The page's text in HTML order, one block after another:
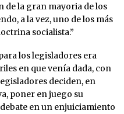
de la gran mayoria de los
a la vez, uno de los más
socialista.”
los legisladores era
en que venía dada, con
deciden, en
poner en juego su
en un enjuiciamiento